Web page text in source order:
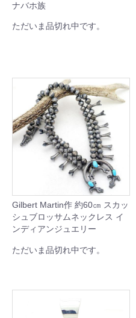
ナバホ族
ただいま品切れ中です。
Gilbert Martin作 約60㎝ スカッ
シュブロッサムネックレス イ
ンディアンジュエリー
ただいま品切れ中です。